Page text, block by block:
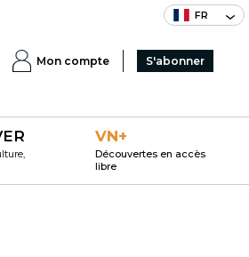
FR
Mon compte S'abonner
VN+
Découvertes en accès
libre